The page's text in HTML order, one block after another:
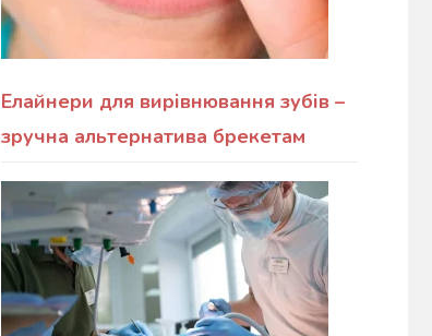
Елайнери для вирівнювання зубів –
зручна альтернатива брекетам